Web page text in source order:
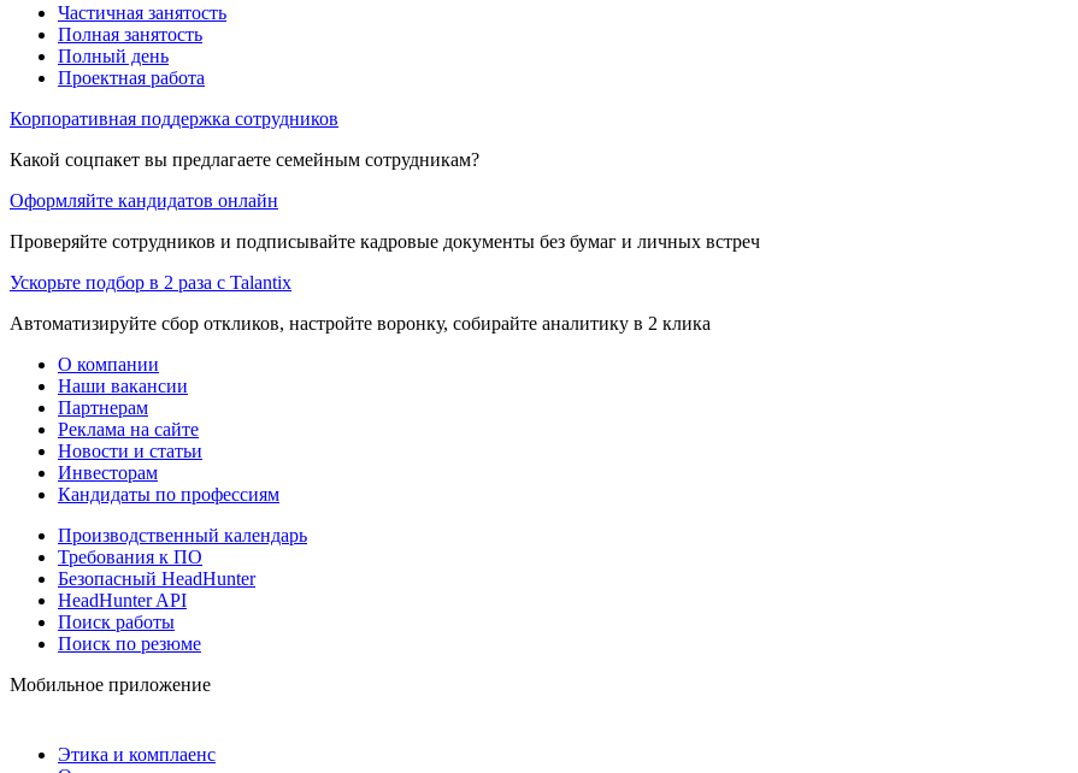
Частичная занятость
Полная занятость
Полный день
Проектная работа
Корпоративная поддержка сотрудников
Какой соцпакет вы предлагаете семейным сотрудникам?
Оформляйте кандидатов онлайн
Проверяйте сотрудников и подписывайте кадровые документы без бумаг и личных встреч
Ускорьте подбор в 2 раза с Talantix
Автоматизируйте сбор откликов, настройте воронку, собирайте аналитику в 2 клика
О компании
Наши вакансии
Партнерам
Реклама на сайте
Новости и статьи
Инвесторам
Кандидаты по профессиям
Производственный календарь
Требования к ПО
Безопасный HeadHunter
HeadHunter API
Поиск работы
Поиск по резюме
Мобильное приложение
Этика и комплаенс